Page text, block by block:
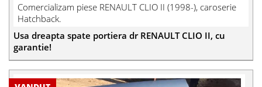
Comercializam piese RENAULT CLIO II (1998-), caroserie
Hatchback.
Usa dreapta spate portiera dr RENAULT CLIO II, cu
garantie!